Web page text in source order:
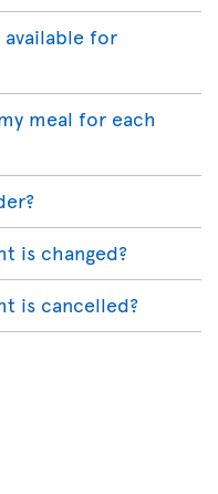
for
meal for each
is changed?
is cancelled?